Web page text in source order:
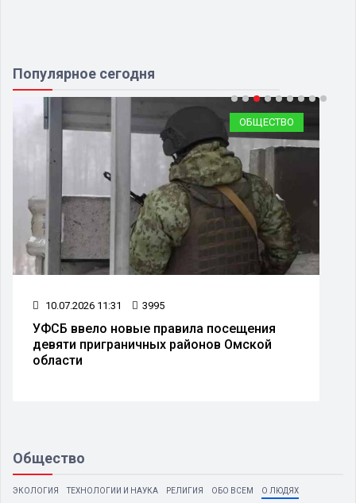
Популярное сегодня
ОБЩЕСТВО
10.07.2026 11:31 3995
УФСБ ввело новые правила посещения
девяти приграничных районов Омской
области
Общество
ЭКОЛОГИЯ ТЕХНОЛОГИИ И НАУКА РЕЛИГИЯ ОБО ВСЕМ
О ЛЮДЯХ